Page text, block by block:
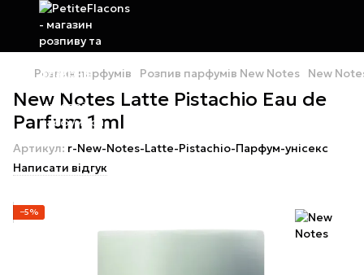
Розпив парфумів Розпив парфумів New Notes New
New Notes Latte Pistachio Eau de
Parfum 1 ml
Артикул: r-New-Notes-Latte-Pistachio-Парфум-унісекс
Написати відгук
−5%